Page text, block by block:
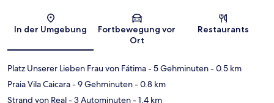
In der Umgebung
Fortbewegung vor
Ort
Restaurants
Platz Unserer Lieben Frau von Fátima- 5 Gehminuten- 0.5 km
Praia Vila Caicara- 9 Gehminuten- 0.8 km
Strand von Real- 3 Autominuten- 1.4 km